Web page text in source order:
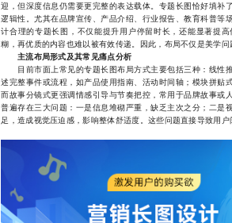
迎，但深度信息仍需要更完整的表达载体。专题长图恰好填
逻辑性。尤其在品牌宣传、产品介绍、行业报告、教育科普等
计合理的专题长图，不仅能提升用户停留时长，还能显著提
糊，再优质的内容也难以被有效传递。因此，布局不仅是美学
主流布局形式及其常见痛点分析
目前市面上常见的专题长图布局方式主要包括三种：线性
述完整事件或流程，如产品使用指南、活动时间轴；模块拼贴
而故事分镜式更强调情感引导与节奏把控，常用于品牌故事或
普遍存在三大问题：一是信息堆砌严重，缺乏主次之分；二是
足，造成视觉压迫感，影响整体舒适度。这些问题直接导致用